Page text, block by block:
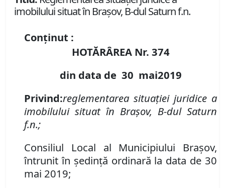
imobilului situat în Brașov, B-dul Saturn f.n.
Conținut :
HOTĂRÂREA Nr. 374
din data de 30 mai2019
Privind:reglementarea situației juridice a
imobilului situat în Brașov, B-dul Saturn
f.n.;
Consiliul Local al Municipiului Brașov,
întrunit în ședință ordinară la data de 30
mai 2019;